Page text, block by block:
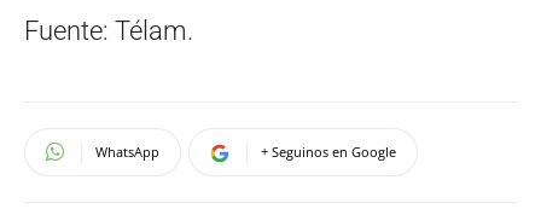
Fuente: Télam.
WhatsApp + Seguinos en Google